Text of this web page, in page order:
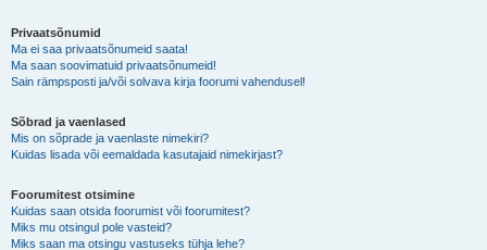
Privaatsõnumid
Ma ei saa privaatsõnumeid saata!
Ma saan soovimatuid privaatsõnumeid!
Sain rämpsposti ja/või solvava kirja foorumi vahendusel!
Sõbrad ja vaenlased
Mis on sõprade ja vaenlaste nimekiri?
Kuidas lisada või eemaldada kasutajaid nimekirjast?
Foorumitest otsimine
Kuidas saan otsida foorumist või foorumitest?
Miks mu otsingul pole vasteid?
Miks saan ma otsingu vastuseks tühja lehe?